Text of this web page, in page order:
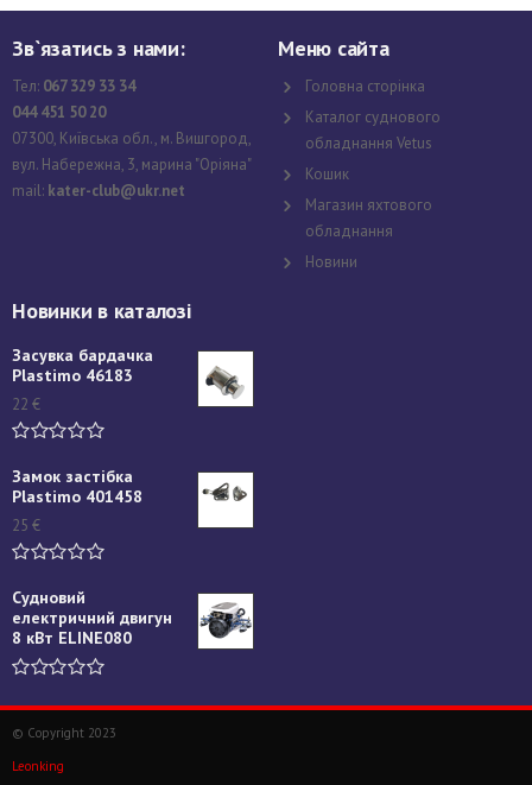
Зв`язатись з нами:
Тел: 067 329 33 34
044 451 50 20
07300, Київська обл., м. Вишгород,
вул. Набережна, 3, марина "Оріяна"
mail: kater-club@ukr.net
Меню сайта
Головна сторінка
Каталог суднового
обладнання Vetus
Кошик
Магазин яхтового
обладнання
Новини
Новинки в каталозі
Засувка бардачка
Plastimo 46183
22 €
Замок застібка
Plastimo 401458
25 €
Судновий
електричний двигун
8 кВт ELINE080
© Copyright 2023
Leonking